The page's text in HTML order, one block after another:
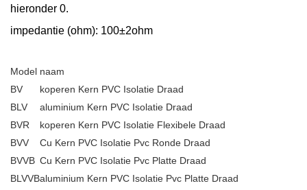
hieronder 0.
impedantie (ohm): 100±2ohm
Model naam
BV
koperen Kern PVC Isolatie Draad
BLV
aluminium Kern PVC Isolatie Draad
BVR
koperen Kern PVC Isolatie Flexibele Draad
BVV
Cu Kern PVC Isolatie Pvc Ronde Draad
BVVB Cu Kern PVC Isolatie Pvc Platte Draad
BLVVBaluminium Kern PVC Isolatie Pvc Platte Draad